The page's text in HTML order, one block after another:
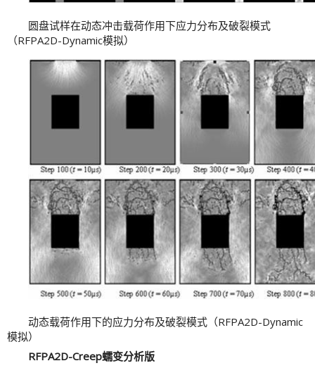
圆盘试样在动态冲击载荷作用下应力分布及破裂模式
（RFPA2D-Dynamic模拟）
动态载荷作用下的应力分布及破裂模式（RFPA2D-Dynamic
模拟）
RFPA2D-Creep蠕变分析版